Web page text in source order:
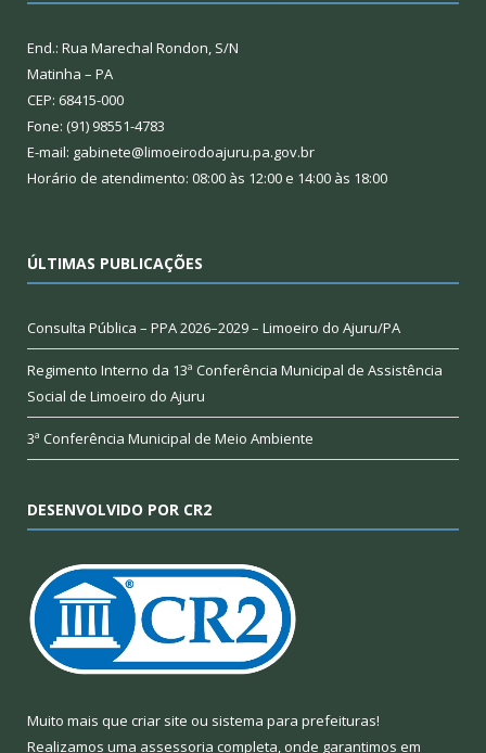
End.: Rua Marechal Rondon, S/N
Matinha – PA
CEP: 68415-000
Fone: (91) 98551-4783
E-mail: gabinete@limoeirodoajuru.pa.gov.br
Horário de atendimento: 08:00 às 12:00 e 14:00 às 18:00
ÚLTIMAS PUBLICAÇÕES
Consulta Pública – PPA 2026–2029 – Limoeiro do Ajuru/PA
Regimento Interno da 13ª Conferência Municipal de Assistência
Social de Limoeiro do Ajuru
3ª Conferência Municipal de Meio Ambiente
DESENVOLVIDO POR CR2
Muito mais que criar site ou sistema para prefeituras!
Realizamos uma assessoria completa, onde garantimos em